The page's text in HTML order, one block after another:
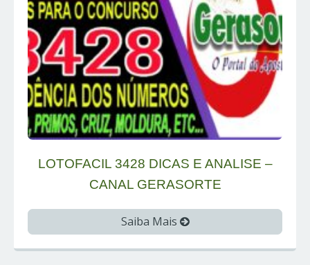
LOTOFACIL 3428 DICAS E ANALISE –
CANAL GERASORTE
Saiba Mais